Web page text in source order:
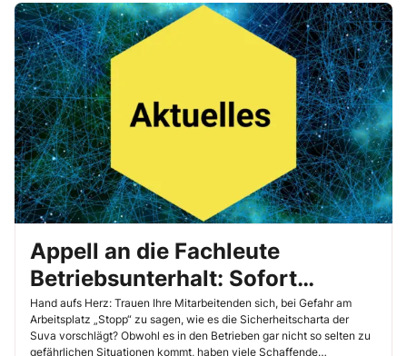
Appell an die Fachleute
Betriebsunterhalt: Sofort
handeln, wenn ein Japankäfer
auftritt!
Hand aufs Herz: Trauen Ihre Mitarbeitenden sich, bei Gefahr am
Arbeitsplatz „Stopp“ zu sagen, wie es die Sicherheitscharta der
Suva vorschlägt? Obwohl es in den Betrieben gar nicht so selten zu
gefährlichen Situationen kommt, haben viele Schaffende